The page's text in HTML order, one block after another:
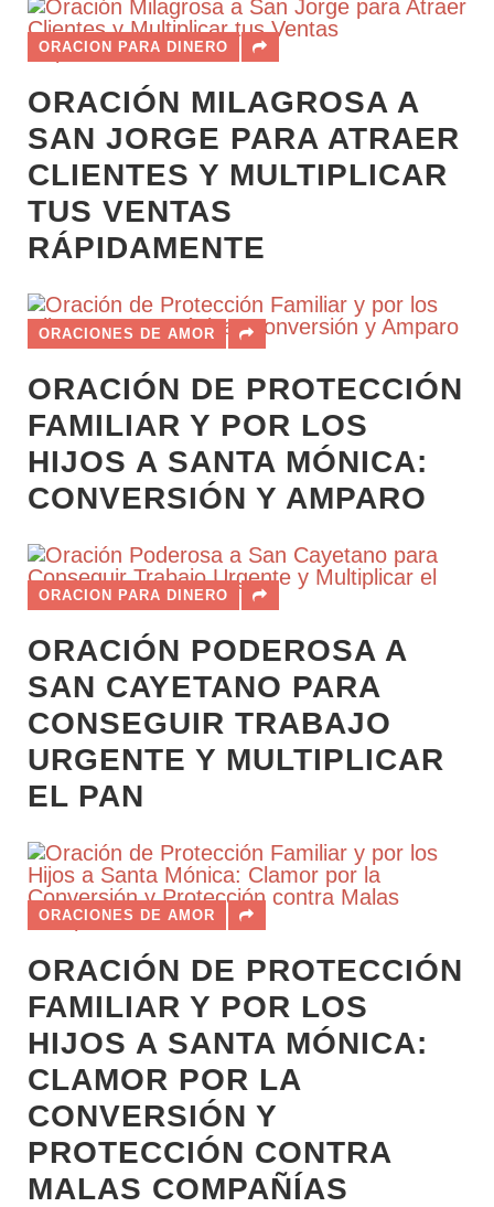
ORACION PARA DINERO
ORACIÓN MILAGROSA A
SAN JORGE PARA ATRAER
CLIENTES Y MULTIPLICAR
TUS VENTAS
RÁPIDAMENTE
ORACIONES DE AMOR
ORACIÓN DE PROTECCIÓN
FAMILIAR Y POR LOS
HIJOS A SANTA MÓNICA:
CONVERSIÓN Y AMPARO
ORACION PARA DINERO
ORACIÓN PODEROSA A
SAN CAYETANO PARA
CONSEGUIR TRABAJO
URGENTE Y MULTIPLICAR
EL PAN
ORACIONES DE AMOR
ORACIÓN DE PROTECCIÓN
FAMILIAR Y POR LOS
HIJOS A SANTA MÓNICA:
CLAMOR POR LA
CONVERSIÓN Y
PROTECCIÓN CONTRA
MALAS COMPAÑÍAS